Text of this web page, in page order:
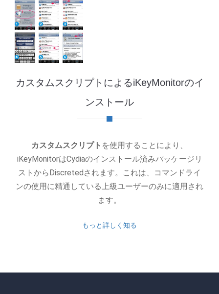
カスタムスクリプトによるiKeyMonitorのイ
ンストール
カスタムスクリプト を使用することにより、
iKeyMonitorはCydiaのインストール済みパッケージリ
ストからDiscretedされます。これは、コマンドライ
ンの使用に精通している上級ユーザーのみに適用され
ます。
もっと詳しく知る